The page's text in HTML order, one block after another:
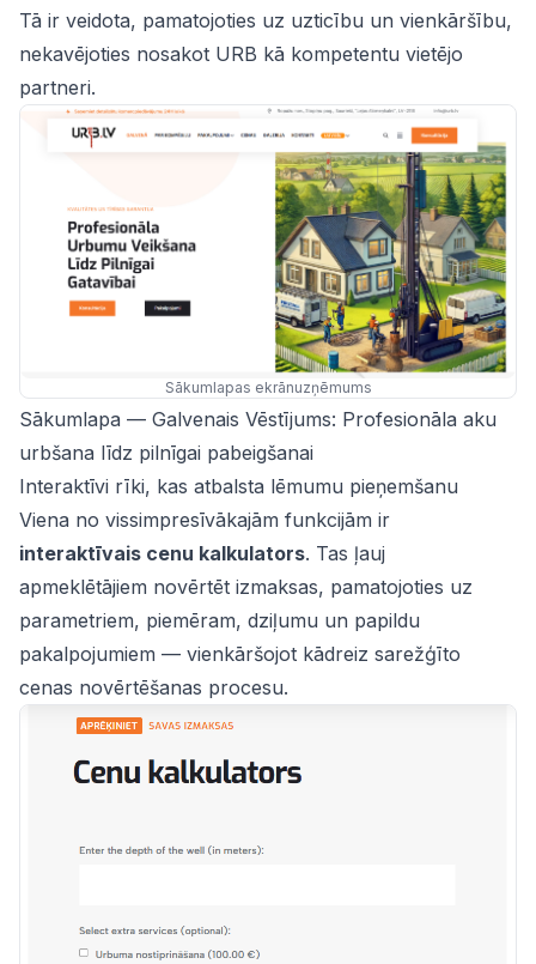
Tā ir veidota, pamatojoties uz uzticību un vienkāršību,
nekavējoties nosakot URB kā kompetentu vietējo
partneri.
Sākumlapas ekrānuzņēmums
Sākumlapa — Galvenais Vēstījums: Profesionāla aku
urbšana līdz pilnīgai pabeigšanai
Interaktīvi rīki, kas atbalsta lēmumu pieņemšanu
Viena no vissimpresīvākajām funkcijām ir
interaktīvais cenu kalkulators. Tas ļauj
apmeklētājiem novērtēt izmaksas, pamatojoties uz
parametriem, piemēram, dziļumu un papildu
pakalpojumiem — vienkāršojot kādreiz sarežģīto
cenas novērtēšanas procesu.